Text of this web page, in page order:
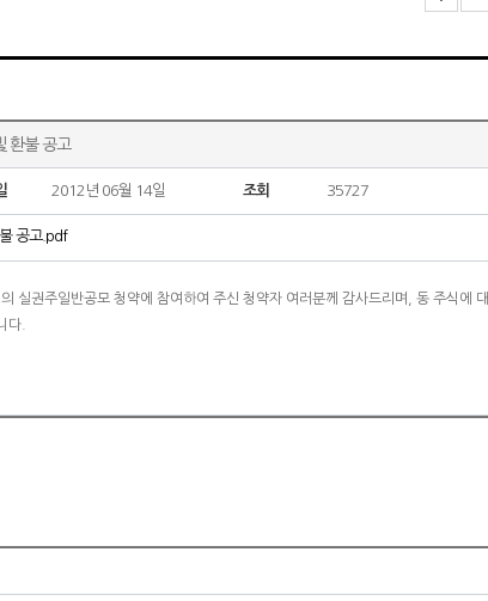
환불 공고
2012년 06월 14일 조회 35727
공고.pdf
권주일반공모 청약에 참여하여 주신 청약자 여러분께 감사드리며, 동 주식에 대
다.